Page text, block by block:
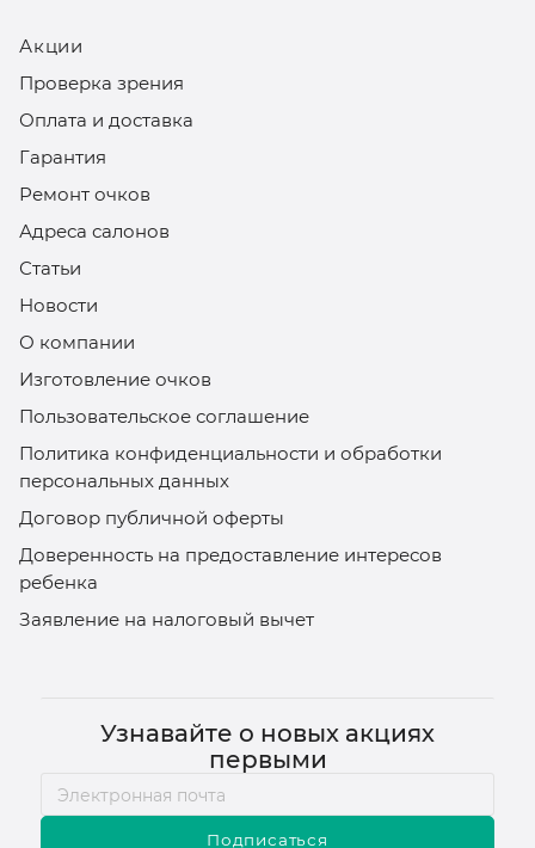
Акции
Проверка зрения
Оплата и доставка
Гарантия
Ремонт очков
Адреса салонов
Статьи
Новости
О компании
Изготовление очков
Пользовательское соглашение
Политика конфиденциальности и обработки
персональных данных
Договор публичной оферты
Доверенность на предоставление интересов
ребенка
Заявление на налоговый вычет
Узнавайте о новых акциях
первыми
Подписаться